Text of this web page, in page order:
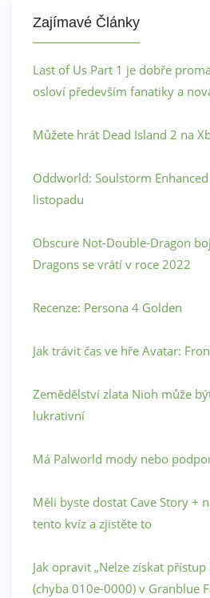
Zajímavé Články
Last of Us Part 1 je dobře
osloví především fanatiky a
Můžete hrát Dead Island 2 na
Oddworld: Soulstorm
listopadu
Obscure Not-Double-Dragon
Dragons se vrátí v roce 2022
Recenze: Persona 4 Golden
Jak trávit čas ve hře Avatar:
Zemědělství zlata Nioh může
lukrativní
Má Palworld mody nebo
Měli byste dostat Cave Story +
tento kvíz a zjistěte to
Jak opravit „Nelze získat
(chyba 010e-0000) v Granblue